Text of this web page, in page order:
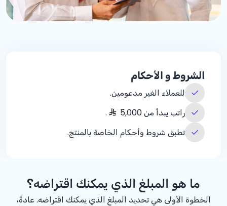
الشروط و الأحكام
للعملاء الغير مدعومين.
راتب يبدأ من 5,000
.
تطبق شروط وأحكام الخاصة بالمنتج.
ما هو المبلغ الذي يمكنك اقتراضه؟
الخطوة الأولى هي تحديد المبلغ الذي يمكنك اقتراضه. عادةً،